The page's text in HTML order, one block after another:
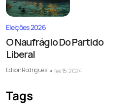
Eleições 2026
O Naufrágio Do Partido
Liberal
Edson Rodrigues fev 15, 2024
Tags